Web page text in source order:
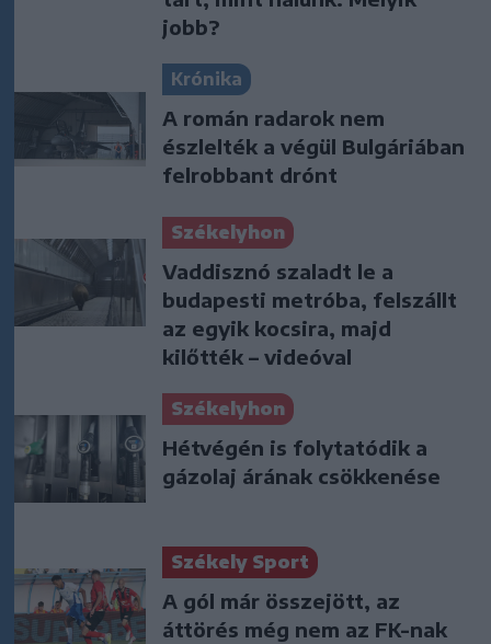
jobb?
Krónika
A román radarok nem
észlelték a végül Bulgáriában
felrobbant drónt
Székelyhon
Vaddisznó szaladt le a
budapesti metróba, felszállt
az egyik kocsira, majd
kilőtték – videóval
Székelyhon
Hétvégén is folytatódik a
gázolaj árának csökkenése
Székely Sport
A gól már összejött, az
áttörés még nem az FK-nak